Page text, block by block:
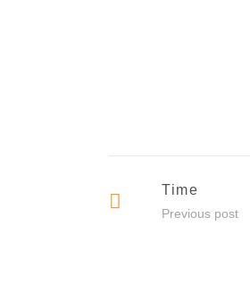
Time
Previous post